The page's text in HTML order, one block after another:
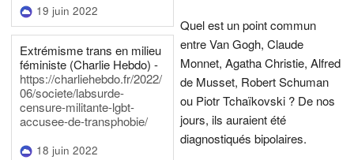
19 juin 2022
Extrémisme trans en milieu
féministe (Charlie Hebdo) -
https://charliehebdo.fr/2022/
06/societe/labsurde-
censure-militante-lgbt-
accusee-de-transphobie/
18 juin 2022
Quel est un point commun
entre Van Gogh, Claude
Monnet, Agatha Christie, Alfred
de Musset, Robert Schuman
ou Piotr Tchaïkovski ? De nos
jours, ils auraient été
diagnostiqués bipolaires.